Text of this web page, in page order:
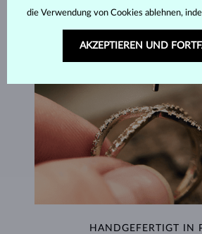
HANDGEFERTIGT IN
die Verwendung von Cookies ablehnen,
AKZEPTIEREN UND